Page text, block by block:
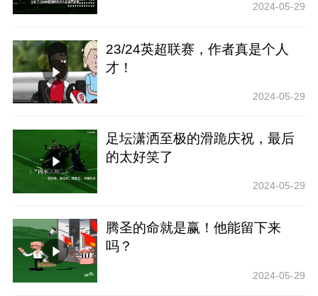
2024-05-29
23/24英超联赛，作者真是个人
才！
2024-05-29
足坛潇洒至极的滑跪庆祝，最后
的太好笑了
2024-05-29
腾圣的命就是赢！他能留下来
吗？
2024-05-29